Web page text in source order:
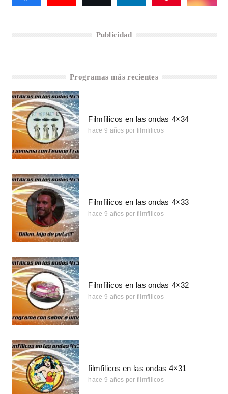
Publicidad
Programas más recientes
Filmfilicos en las ondas 4×34
hace 9 años por filmfilicos
Filmfilicos en las ondas 4×33
hace 9 años por filmfilicos
Filmfilicos en las ondas 4×32
hace 9 años por filmfilicos
filmfilicos en las ondas 4×31
hace 9 años por filmfilicos